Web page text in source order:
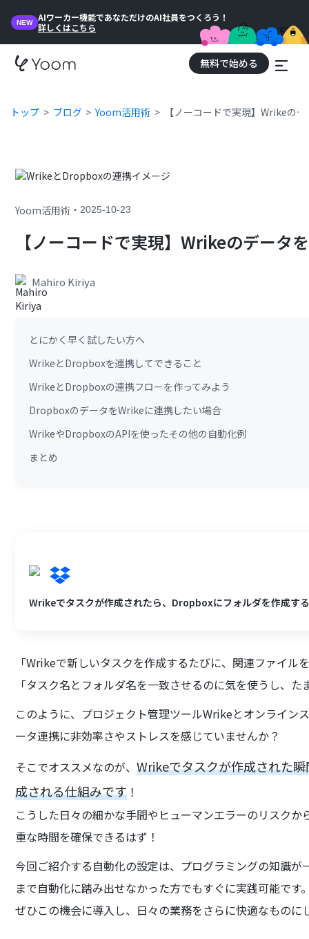
NEW
AIワーカー機能であなただけのAI社員をつくろう！
詳しくはこちら
無料で始める
トップ ブログ Yoom活用術 【ノーコードで実現】Wrikeの
Yoom活用術 ・2025-10-23
【ノーコードで実現】Wrikeのデー
Mahiro Kiriya
とにかく早く試したい方へ
WrikeとDropboxを連携してできること
WrikeとDropboxの連携フローを作ってみよう
DropboxのデータをWrikeに連携したい場合
WrikeやDropboxのAPIを使ったその他の自動化例
まとめ
Wrikeでタスクが作成されたら、Dropboxにフォルダを作成す
「Wrikeで新しいタスクを作成するたびに、関連ファイ
「タスク名とフォルダ名を一致させるのに気を使うし、
このように、プロジェクト管理ツールWrikeとオンライ
ータ連携に非効率さやストレスを感じていませんか？
そこでオススメなのが、Wrikeでタスクが作成された
成される仕組みです ！
こうした日々の細かな手間やヒューマンエラーのリスク
重な時間を確保できるはず！
今回ご紹介する自動化の設定は、プログラミングの知識
まで自動化に踏み出せなかった方でもすぐに実践可能です
ぜひこの機会に導入し、日々の業務をさらに快適なものに